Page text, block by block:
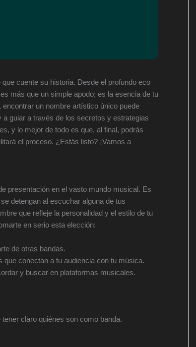
cuente su historia. Desde el profundo eco
es más que un simple apodo; es la esencia de tu
un nombre artístico único puede
guiar a través de los secretos y estrategias
y lo mejor de todo es que, al final, podrás
el proceso. ¿Estás listo? ¡Vamos a
presentación en el vasto mundo musical. Es
detengan al escuchar alguna de tus
que refleje la personalidad y el estilo de tu
en serio esta elección:
de otras bandas.
conectan a tu audiencia con tu música.
y buscar en plataformas musicales.
tener claro quiénes son como banda.